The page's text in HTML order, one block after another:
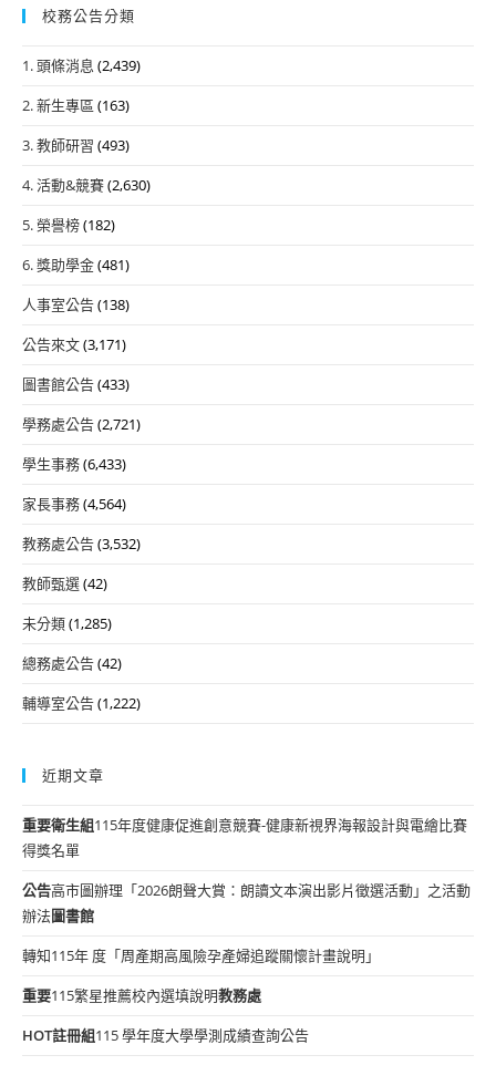
校務公告分類
1. 頭條消息 (2,439)
2. 新生專區 (163)
3. 教師研習 (493)
4. 活動&競賽(2,630)
5. 榮譽榜(182)
6. 獎助學金(481)
人事室公告(138)
公告來文(3,171)
圖書館公告(433)
學務處公告(2,721)
學生事務(6,433)
家長事務(4,564)
教務處公告(3,532)
教師甄選(42)
未分類(1,285)
總務處公告(42)
輔導室公告(1,222)
近期文章
重要衛生組115年度健康促進創意競賽-健康新視界海報設計與電繪比賽
得獎名單
公告高市圖辦理「2026朗聲大賞：朗讀文本演出影片徵選活動」之活動
辦法圖書館
轉知115年 度「周產期高風險孕產婦追蹤關懷計畫說明」
重要115繁星推薦校內選填說明教務處
HOT註冊組115 學年度大學學測成績查詢公告